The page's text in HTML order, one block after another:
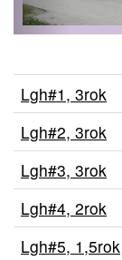
Lgh#1, 3rok
Lgh#2, 3rok
Lgh#3, 3rok
Lgh#4, 2rok
Lgh#5, 1,5rok